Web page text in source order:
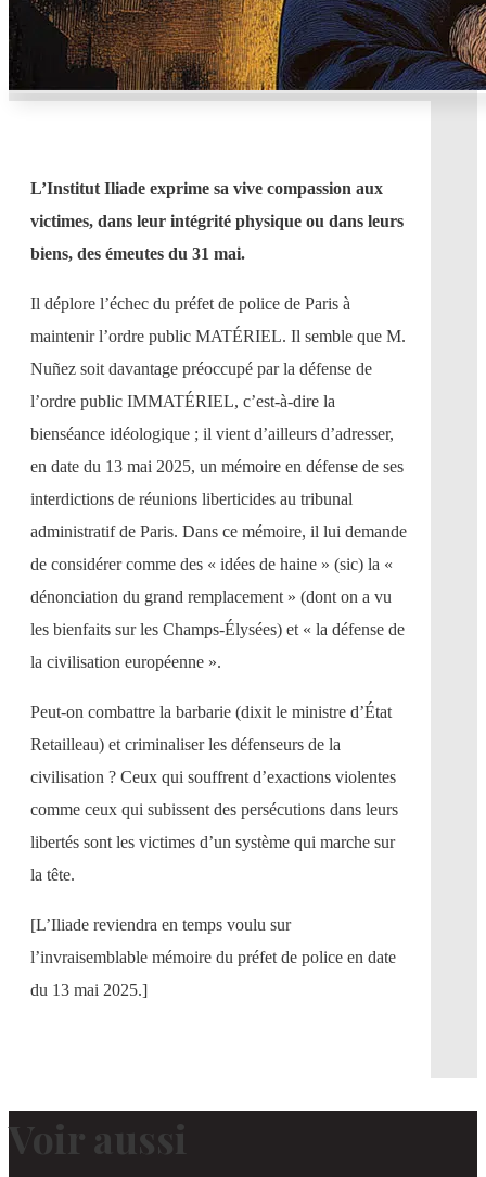
L’Institut Iliade exprime sa vive compassion aux
victimes, dans leur intégrité physique ou dans leurs
biens, des émeutes du 31 mai.
Il déplore l’échec du préfet de police de Paris à
maintenir l’ordre public MATÉRIEL. Il semble que M.
Nuñez soit davantage préoccupé par la défense de
l’ordre public IMMATÉRIEL, c’est-à-dire la
bienséance idéologique ; il vient d’ailleurs d’adresser,
en date du 13 mai 2025, un mémoire en défense de ses
interdictions de réunions liberticides au tribunal
administratif de Paris. Dans ce mémoire, il lui demande
de considérer comme des « idées de haine » (sic) la «
dénonciation du grand remplacement » (dont on a vu
les bienfaits sur les Champs-Élysées) et « la défense de
la civilisation européenne ».
Peut-on combattre la barbarie (dixit le ministre d’État
Retailleau) et criminaliser les défenseurs de la
civilisation ? Ceux qui souffrent d’exactions violentes
comme ceux qui subissent des persécutions dans leurs
libertés sont les victimes d’un système qui marche sur
la tête.
[L’Iliade reviendra en temps voulu sur
l’invraisemblable mémoire du préfet de police en date
du 13 mai 2025.]
Voir aussi